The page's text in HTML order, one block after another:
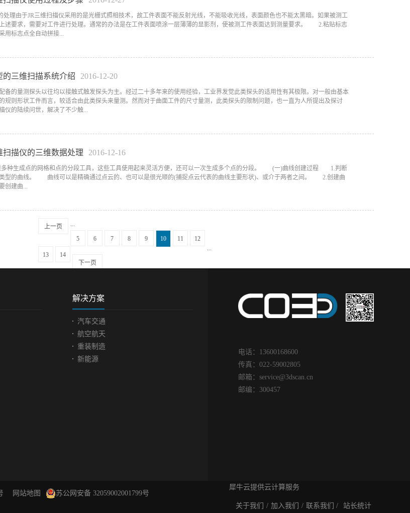
处理由于JR三维扫描仪采用的是光栅式照相技术，故工件表面不能反射光线，不能吸收光线，表面颜色也不能太黑暗。如果被测工
述要求，需要对工件进行处理。通常的办法是在工件表面喷涂一层薄薄的显影剂，使被测工件表面达到测量要求。 2.粘贴标志
用标志点全自动拼接...
的三维扫描系统介绍 2016-12-20
备的量测探头以往均以接触式触发探头为主。经过二十多年来的使用经验，工业界发觉此类探头的适用性有其极限。对一般由基本
规则形状工件而言，较适合由此类探头来量测。然而对于曲面工件的尺寸量测，此类探头的限制问题，也一直为人所提出及探讨
仪的陆续问世，解决了不少触...
扫描仪的三维数据处理 2016-12-16
多种生成点的网格和点的分段工具，这些工具使用起来灵活方便，还可以一次生成多个点的分段。 (一)曲线创建过程 1.判断
型的曲线。 曲线可以是精确通过点云的、也可以是很光顺的(捕捉点云代表的曲线主要形状)、或介于两者之间。 2.创建曲
建曲...
上一页 ...
5 6 7 8 9 10 11 12
13 14
...
下一页
电话：13600168600
传真：022-59002805
邮箱： service@3dscan.cn
邮编：300457
解决方案
汽车交通
航空航天
重装制造
新能源
网站地图 苏公网安备 32059002001799号
犀牛云提供云计算服务
联系我们 / 站长统计
加入我们 /
关于我们 /